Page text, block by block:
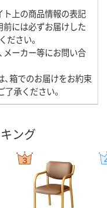
ト上の商品情報の表記
前には必ずお届けした
ださい。
メーカー等にお問い合
、箱でのお届けをお約束
承ください。
ング